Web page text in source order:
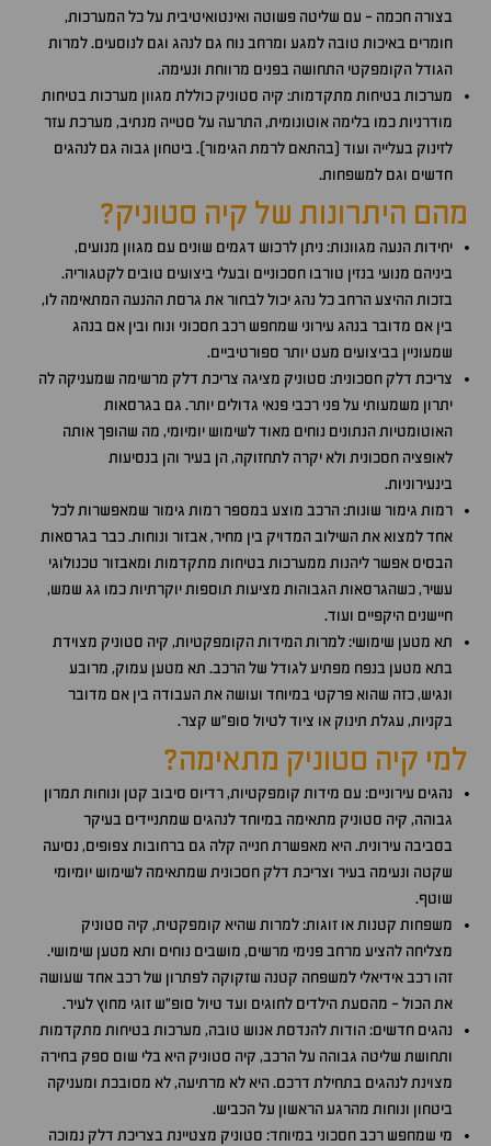
בצורה חכמה - עם שליטה פשוטה ואינטואיטיבית על כל המערכות,
חומרים באיכות טובה למגע ומרחב נוח גם לנהג וגם לנוסעים. למרות
הגודל הקומפקטי התחושה בפנים מרווחת ונעימה.
מערכות בטיחות מתקדמות: קיה סטוניק כוללת מגוון מערכות בטיחות
מודרניות כמו בלימה אוטונומית, התרעה על סטייה מנתיב, מערכת עזר
לזינוק בעלייה ועוד (בהתאם לרמת הגימור). ביטחון גבוה גם לנהגים
חדשים וגם למשפחות.
מהם היתרונות של קיה סטוניק?
יחידות הנעה מגוונות: ניתן לרכוש דגמים שונים עם מגוון מנועים,
ביניהם מנועי בנזין טורבו חסכוניים ובעלי ביצועים טובים לקטגוריה.
בזכות ההיצע הרחב כל נהג יכול לבחור את גרסת ההנעה המתאימה לו,
בין אם מדובר בנהג עירוני שמחפש רכב חסכוני ונוח ובין אם בנהג
שמעוניין בביצועים מעט יותר ספורטיביים.
צריכת דלק חסכונית: סטוניק מציגה צריכת דלק מרשימה שמעניקה לה
יתרון משמעותי על פני רכבי פנאי גדולים יותר. גם בגרסאות
האוטומטיות הנתונים נוחים מאוד לשימוש יומיומי, מה שהופך אותה
לאופציה חסכונית ולא יקרה לתחזוקה, הן בעיר והן בנסיעות
בינעירוניות.
רמות גימור שונות: הרכב מוצע במספר רמות גימור שמאפשרות לכל
אחד למצוא את השילוב המדויק בין מחיר, אבזור ונוחות. כבר בגרסאות
הבסיס אפשר ליהנות ממערכות בטיחות מתקדמות ומאבזור טכנולוגי
עשיר, כשהגרסאות הגבוהות מציעות תוספות יוקרתיות כמו גג שמש,
חיישנים היקפיים ועוד.
תא מטען שימושי: למרות המידות הקומפקטיות, קיה סטוניק מצוידת
בתא מטען בנפח מפתיע לגודל של הרכב. תא מטען עמוק, מרובע
ונגיש, כזה שהוא פרקטי במיוחד ועושה את העבודה בין אם מדובר
בקניות, עגלת תינוק או ציוד לטיול סופ"ש קצר.
למי קיה סטוניק מתאימה?
נהגים עירוניים: עם מידות קומפקטיות, רדיוס סיבוב קטן ונוחות תמרון
גבוהה, קיה סטוניק מתאימה במיוחד לנהגים שמתניידים בעיקר
בסביבה עירונית. היא מאפשרת חנייה קלה גם ברחובות צפופים, נסיעה
שקטה ונעימה בעיר וצריכת דלק חסכונית שמתאימה לשימוש יומיומי
שוטף.
משפחות קטנות או זוגות: למרות שהיא קומפקטית, קיה סטוניק
מצליחה להציע מרחב פנימי מרשים, מושבים נוחים ותא מטען שימושי.
זהו רכב אידיאלי למשפחה קטנה שזקוקה לפתרון של רכב אחד שעושה
את הכול - מהסעת הילדים לחוגים ועד טיול סופ"ש זוגי מחוץ לעיר.
נהגים חדשים: הודות להנדסת אנוש טובה, מערכות בטיחות מתקדמות
ותחושת שליטה גבוהה על הרכב, קיה סטוניק היא בלי שום ספק בחירה
מצוינת לנהגים בתחילת דרכם. היא לא מרתיעה, לא מסובכת ומעניקה
ביטחון ונוחות מהרגע הראשון על הכביש.
מי שמחפש רכב חסכוני במיוחד: סטוניק מצטיינת בצריכת דלק נמוכה